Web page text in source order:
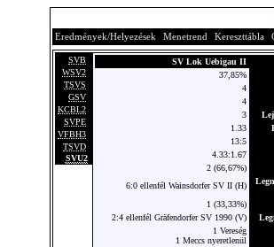
Eredmények/Helyezések
Menetrend Kereszttábla
SVB
WSV2
TSVS
GSV
KCBL2
SVPE
VFBH3
TSVD
SVU2
SV Lok Uebigau II
37,85%
4
4
3
1.33
13:5
4.33:1.67
2 (66,67%)
6:0 ellenfél Wainsdorfer SV II (H)
1 (33,33%)
2:4 ellenfél Gräfendorfer SV 1990 (V)
1 Vereség
1 Meccs nyeretlenül